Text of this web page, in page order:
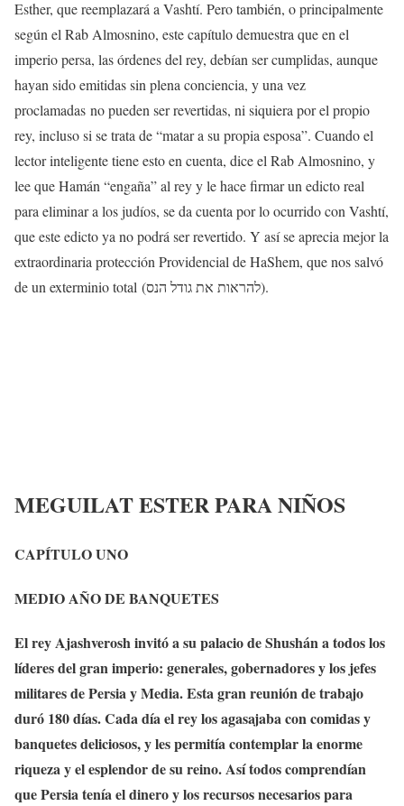
Esther, que reemplazará a Vashtí. Pero también, o principalmente
según el Rab Almosnino, este capítulo demuestra que en el
imperio persa, las órdenes del rey, debían ser cumplidas, aunque
hayan sido emitidas sin plena conciencia, y una vez
proclamadas no pueden ser revertidas, ni siquiera por el propio
rey, incluso si se trata de “matar a su propia esposa”. Cuando el
lector inteligente tiene esto en cuenta, dice el Rab Almosnino, y
lee que Hamán “engaña” al rey y le hace firmar un edicto real
para eliminar a los judíos, se da cuenta por lo ocurrido con Vashtí,
que este edicto ya no podrá ser revertido. Y así se aprecia mejor la
extraordinaria protección Providencial de HaShem, que nos salvó
de un exterminio total (להראות את גודל הנס).
MEGUILAT ESTER PARA NIÑOS
CAPÍTULO UNO
MEDIO AÑO DE BANQUETES
El rey Ajashverosh invitó a su palacio de Shushán a todos los
líderes del gran imperio: generales, gobernadores y los jefes
militares de Persia y Media. Esta gran reunión de trabajo
duró 180 días. Cada día el rey los agasajaba con comidas y
banquetes deliciosos, y les permitía contemplar la enorme
riqueza y el esplendor de su reino. Así todos comprendían
que Persia tenía el dinero y los recursos necesarios para